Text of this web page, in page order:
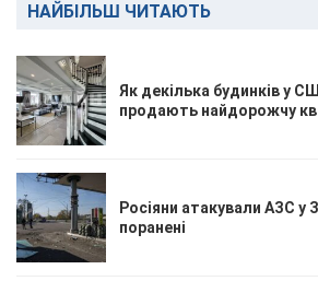
НАЙБІЛЬШ ЧИТАЮТЬ
Як декілька будинків у
продають найдорожчу
Росіяни атакували АЗС у
поранені